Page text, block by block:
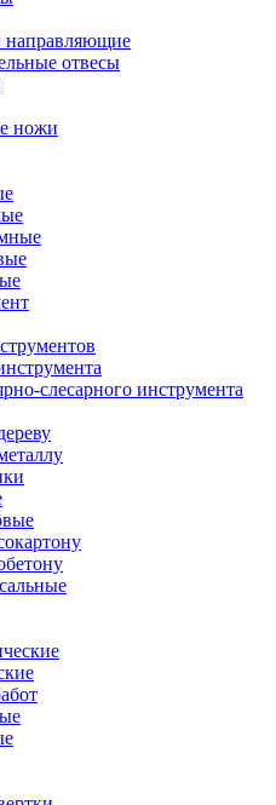
направляющие
отвесы
ножи
слесарного инструмента